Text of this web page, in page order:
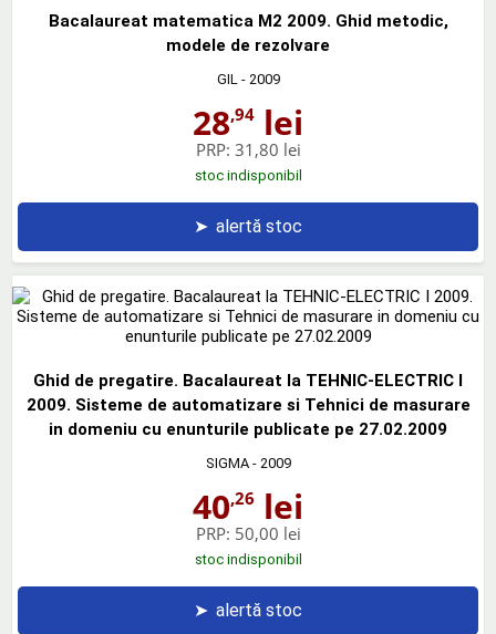
Bacalaureat matematica M2 2009. Ghid metodic,
modele de rezolvare
GIL - 2009
28,94 lei
PRP: 31,80 lei
stoc indisponibil
➤ alertă stoc
Ghid de pregatire. Bacalaureat la TEHNIC-ELECTRIC I
2009. Sisteme de automatizare si Tehnici de masurare
in domeniu cu enunturile publicate pe 27.02.2009
SIGMA- 2009
40,26 lei
PRP: 50,00 lei
stoc indisponibil
➤ alertă stoc